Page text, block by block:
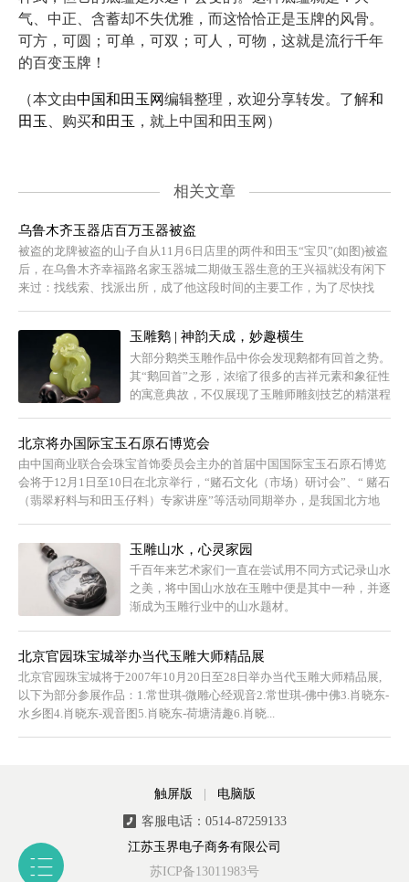
气、中正、含蓄却不失优雅，而这恰恰正是玉牌的风骨。
可方，可圆；可单，可双；可人，可物，这就是流行千年
的百变玉牌！
（本文由中国和田玉网编辑整理，欢迎分享转发。了解和
田玉
、购买和田玉 ，就上中国和田玉网）
相关文章
乌鲁木齐玉器店百万玉器被盗
被盗的龙牌被盗的山子自从11月6日店里的两件和田玉“宝贝”(如图)被盗
后，在乌鲁木齐幸福路名家玉器城二期做玉器生意的王兴福就没有闲下
来过：找线索、找派出所，成了他这段时间的主要工作，为了尽快找
玉雕鹅 | 神韵天成，妙趣横生
大部分鹅类玉雕作品中你会发现鹅都有回首之势。
其“鹅回首”之形，浓缩了很多的吉祥元素和象征性
的寓意典故，不仅展现了玉雕师雕刻技艺的精湛程
北京将办国际宝玉石原石博览会
由中国商业联合会珠宝首饰委员会主办的首届中国国际宝玉石原石博览
会将于12月1日至10日在北京举行，“赌石文化（市场）研讨会”、“ 赌石
（翡翠籽料与和田玉仔料）专家讲座”等活动同期举办，是我国北方地
玉雕山水，心灵家园
千百年来艺术家们一直在尝试用不同方式记录山水
之美，将中国山水放在玉雕中便是其中一种，并逐
渐成为玉雕行业中的山水题材。
北京官园珠宝城举办当代玉雕大师精品展
北京官园珠宝城将于2007年10月20日至28日举办当代玉雕大师精品展,
以下为部分参展作品：1.常世琪-微雕心经观音2.常世琪-佛中佛3.肖晓东-
水乡图4.肖晓东-观音图5.肖晓东-荷塘清趣6.肖晓...
触屏版
电脑版
客服电话：0514-87259133
江苏玉界电子商务有限公司
苏ICP备13011983号